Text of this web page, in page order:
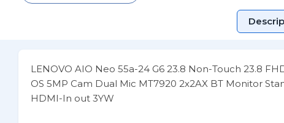
LENOVO AIO Neo 55a-24 G6 23.8 Non-Touch 23.8
OS 5MP Cam Dual Mic MT7920 2x2AX BT Monitor
HDMI-In out 3YW